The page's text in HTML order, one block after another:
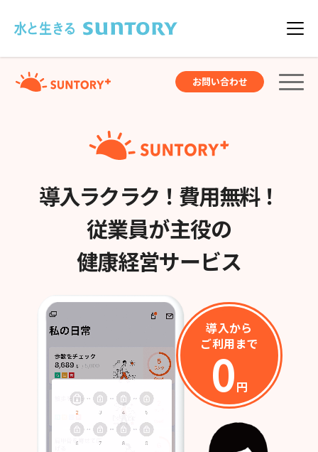
メニュ
お問い合わせ
導入ラクラク！費用無料！
従業員が主役の
健康経営サービス
導入から
ご利用まで
0円